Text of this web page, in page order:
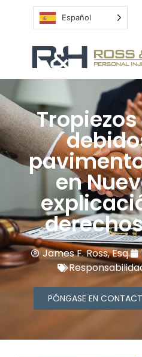
Español
en
James F. Ross, Esq.
PÓNGASE EN